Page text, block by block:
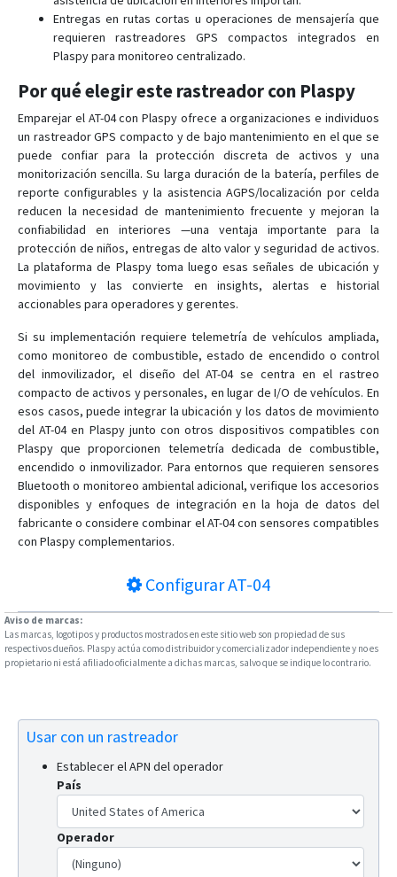
Entregas en rutas cortas u operaciones de mensajería que
requieren rastreadores GPS compactos integrados en
Plaspy para monitoreo centralizado.
Por qué elegir este rastreador con Plaspy
Emparejar el AT-04 con Plaspy ofrece a organizaciones e individuos
un rastreador GPS compacto y de bajo mantenimiento en el que se
puede confiar para la protección discreta de activos y una
monitorización sencilla. Su larga duración de la batería, perfiles de
reporte configurables y la asistencia AGPS/localización por celda
reducen la necesidad de mantenimiento frecuente y mejoran la
confiabilidad en interiores —una ventaja importante para la
protección de niños, entregas de alto valor y seguridad de activos.
La plataforma de Plaspy toma luego esas señales de ubicación y
movimiento y las convierte en insights, alertas e historial
accionables para operadores y gerentes.
Si su implementación requiere telemetría de vehículos ampliada,
como monitoreo de combustible, estado de encendido o control
del inmovilizador, el diseño del AT-04 se centra en el rastreo
compacto de activos y personales, en lugar de I/O de vehículos. En
esos casos, puede integrar la ubicación y los datos de movimiento
del AT-04 en Plaspy junto con otros dispositivos compatibles con
Plaspy que proporcionen telemetría dedicada de combustible,
encendido o inmovilizador. Para entornos que requieren sensores
Bluetooth o monitoreo ambiental adicional, verifique los accesorios
disponibles y enfoques de integración en la hoja de datos del
fabricante o considere combinar el AT-04 con sensores compatibles
con Plaspy complementarios.
ConfigurarAT-04
Aviso de marcas:
Las marcas, logotipos y productos mostrados en este sitio web son propiedad de sus
respectivos dueños. Plaspy actúa como distribuidor y comercializador independiente y no es
propietario ni está afiliado oficialmente a dichas marcas, salvo que se indique lo contrario.
Usar con un rastreador
Establecer el APN del operador
País
Operador